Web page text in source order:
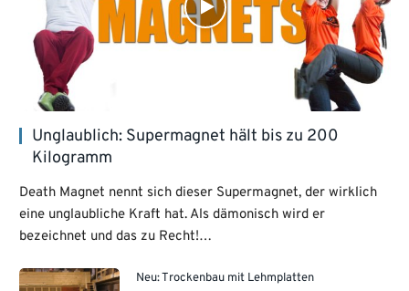
Unglaublich: Supermagnet hält bis zu 200
Kilogramm
Death Magnet nennt sich dieser Supermagnet, der wirklich
eine unglaubliche Kraft hat. Als dämonisch wird er
bezeichnet und das zu Recht!…
Neu: Trockenbau mit Lehmplatten